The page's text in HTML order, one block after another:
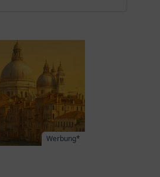
Werbung*